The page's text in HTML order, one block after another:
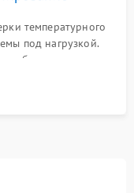
температурного
под нагрузкой.
беспроводных
без